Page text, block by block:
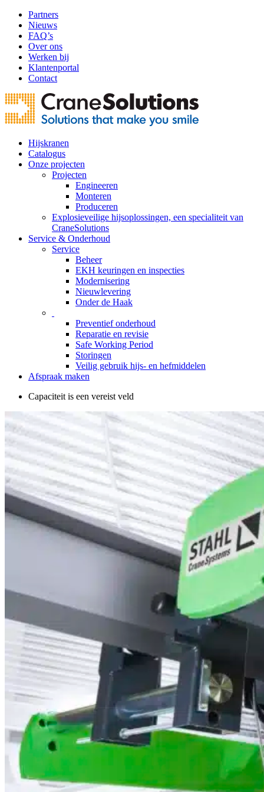
Partners
Nieuws
FAQ’s
Over ons
Werken bij
Klantenportal
Contact
Hijskranen
Catalogus
Onze projecten
Projecten
Engineeren
Monteren
Produceren
Explosieveilige hijsoplossingen, een specialiteit van
CraneSolutions
Service & Onderhoud
Service
Beheer
EKH keuringen en inspecties
Modernisering
Nieuwlevering
Onder de Haak
Preventief onderhoud
Reparatie en revisie
Safe Working Period
Storingen
Veilig gebruik hijs- en hefmiddelen
Afspraak maken
Capaciteit is een vereist veld